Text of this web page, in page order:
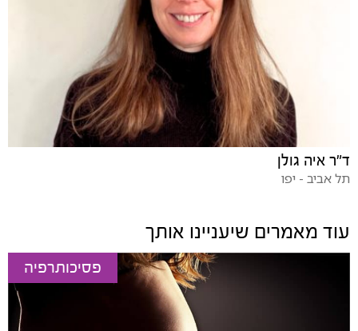
ד"ר איה גולן
תל אביב - יפו
עוד מאמרים שיעניינו אותך
פסיכותרפיה